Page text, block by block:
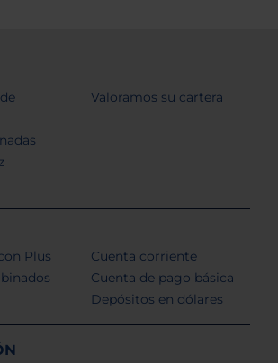
Valoramos su cartera
Plus
Cuenta corriente
Cuenta de pago básica
Depósitos en dólares